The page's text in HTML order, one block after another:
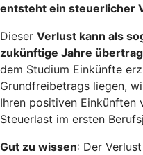
entsteht ein steuerlicher
Dieser Verlust kann als
zukünftige Jahre
dem Studium Einkünfte
Grundfreibetrags liegen,
Ihren positiven Einkünften
Steuerlast im ersten
Gut zu wissen: Der